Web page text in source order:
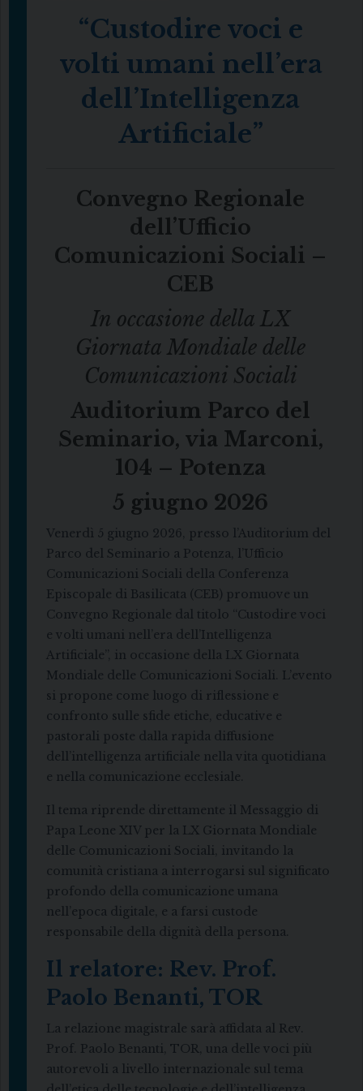
“Custodire voci e
volti umani nell’era
dell’Intelligenza
Artificiale”
Convegno Regionale
dell’Ufficio
Comunicazioni Sociali –
CEB
In occasione della LX
Giornata Mondiale delle
Comunicazioni Sociali
Auditorium Parco del
Seminario, via Marconi,
104 – Potenza
5 giugno 2026
Venerdì 5 giugno 2026, presso l’Auditorium del
Parco del Seminario a Potenza, l’Ufficio
Comunicazioni Sociali della Conferenza
Episcopale di Basilicata (CEB) promuove un
Convegno Regionale dal titolo “Custodire voci
e volti umani nell’era dell’Intelligenza
Artificiale”, in occasione della LX Giornata
Mondiale delle Comunicazioni Sociali. L’evento
si propone come luogo di riflessione e
confronto sulle sfide etiche, educative e
pastorali poste dalla rapida diffusione
dell’intelligenza artificiale nella vita quotidiana
e nella comunicazione ecclesiale.
Il tema riprende direttamente il Messaggio di
Papa Leone XIV per la LX Giornata Mondiale
delle Comunicazioni Sociali, invitando la
comunità cristiana a interrogarsi sul significato
profondo della comunicazione umana
nell’epoca digitale, e a farsi custode
responsabile della dignità della persona.
Il relatore: Rev. Prof.
Paolo Benanti, TOR
La relazione magistrale sarà affidata al Rev.
Prof. Paolo Benanti, TOR, una delle voci più
autorevoli a livello internazionale sul tema